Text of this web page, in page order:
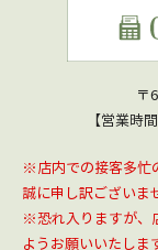
〒
【営業時
※店内での接客多忙
誠に申し訳ございま
※恐れ入りますが、
ようお願いいたしま